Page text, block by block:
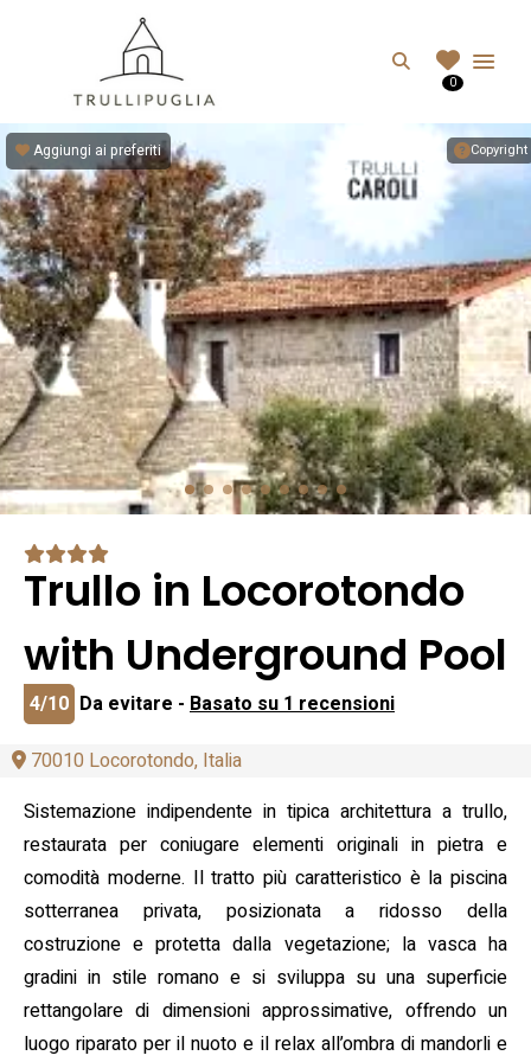
Search
0
Copyright
Aggiungi ai preferiti
Trullo in Locorotondo
with Underground Pool
4/10 Da evitare - Basato su 1 recensioni
70010 Locorotondo, Italia
Sistemazione indipendente in tipica architettura a trullo,
restaurata per coniugare elementi originali in pietra e
comodità moderne. Il tratto più caratteristico è la piscina
sotterranea privata, posizionata a ridosso della
costruzione e protetta dalla vegetazione; la vasca ha
gradini in stile romano e si sviluppa su una superficie
rettangolare di dimensioni approssimative, offrendo un
luogo riparato per il nuoto e il relax all’ombra di mandorli e